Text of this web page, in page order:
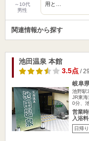
～10代
男性
用と…
関連情報から探す
池田温泉 本館
3.5点/
岐阜
池野駅
JR東
0分、
営業
入浴
日帰り